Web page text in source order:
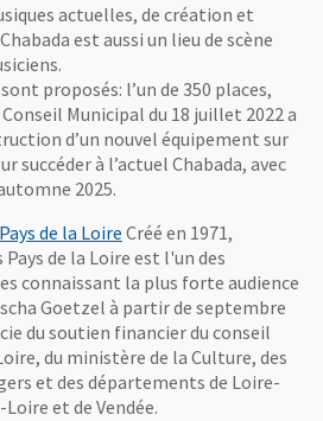
fenêtre
actuelles, de création et
est aussi un lieu de scène
proposés: l’un de 350 places,
Conseil Municipal du 18 juillet 2022 a
d’un nouvel équipement sur
succéder à l’actuel Chabada, avec
2025.
de la Loire , Ouvre une nouvelle
Créé en 1971,
de la Loire est l'un des
connaissant la plus forte audience
Goetzel à partir de septembre
du soutien financier du conseil
du ministère de la Culture, des
et des départements de Loire-
et de Vendée.